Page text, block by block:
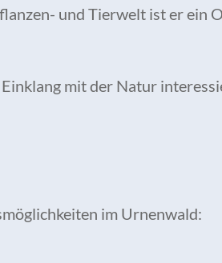
und Tierwelt ist er ein
mit der Natur
im Urnenwald: